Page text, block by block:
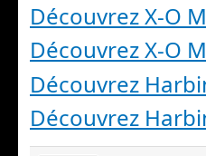
Découvrez X-O
Découvrez X-O
Découvrez
Découvrez